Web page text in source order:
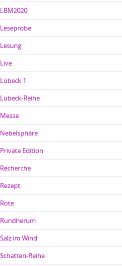
LBM2020
Leseprobe
Lesung
Live
Lübeck 1
Lübeck-Reihe
Messe
Nebelsphäre
Private Edition
Recherche
Rezept
Rote
Rundherum
Salz im Wind
Schatten-Reihe